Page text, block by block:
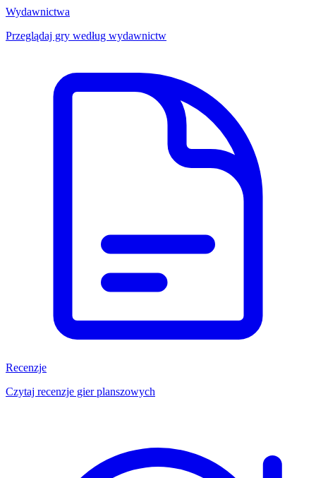
Wydawnictwa
Przeglądaj gry według wydawnictw
Recenzje
Czytaj recenzje gier planszowych